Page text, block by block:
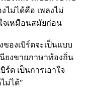
ไม่ได้คือ เพลงไม่
จเหมือนสมัยก่อน
ของเบิร์ดจะเป็นแบบ
ยงขายภาษาท้องถิ่น
ด เป็นการเอาใจ
ม่ได้"